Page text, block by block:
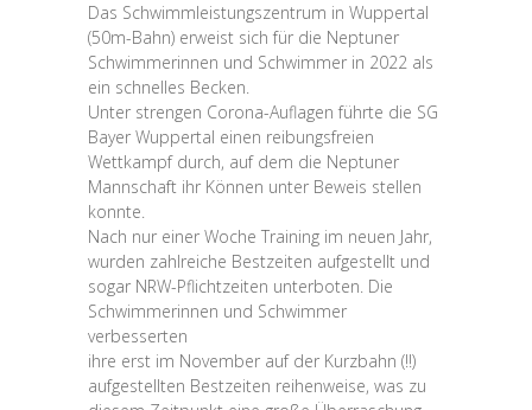
Das Schwimmleistungszentrum in Wuppertal
(50m-Bahn) erweist sich für die Neptuner
Schwimmerinnen und Schwimmer in 2022 als
ein schnelles Becken.
Unter strengen Corona-Auflagen führte die SG
Bayer Wuppertal einen reibungsfreien
Wettkampf durch, auf dem die Neptuner
Mannschaft ihr Können unter Beweis stellen
konnte.
Nach nur einer Woche Training im neuen Jahr,
wurden zahlreiche Bestzeiten aufgestellt und
sogar NRW-Pflichtzeiten unterboten. Die
Schwimmerinnen und Schwimmer
verbesserten
ihre erst im November auf der Kurzbahn (!!)
aufgestellten Bestzeiten reihenweise, was zu